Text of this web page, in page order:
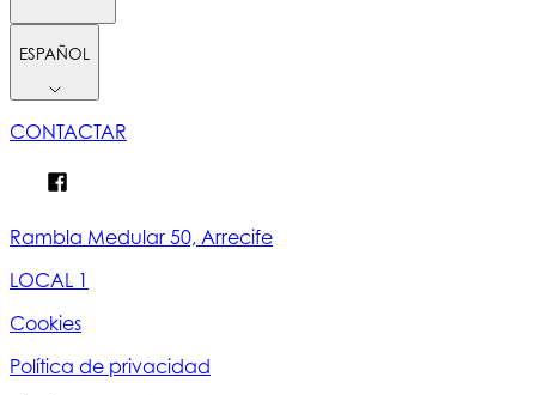
ESPAÑOL
CONTACTAR
Rambla Medular 50, Arrecife
LOCAL 1
Cookies
Política de privacidad